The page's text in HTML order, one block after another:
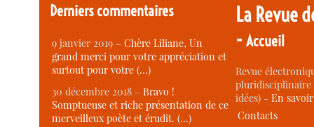
Derniers commentaires
9 janvier 2019 –Chère Liliane, Un
grand merci pour votre appréciation et
surtout pour votre (…)
30 décembre 2018 –Bravo !
Somptueuse et riche présentation de ce
merveilleux poète et érudit. (…)
La Revue
-Accueil
Revue
idées) -En
Contacts